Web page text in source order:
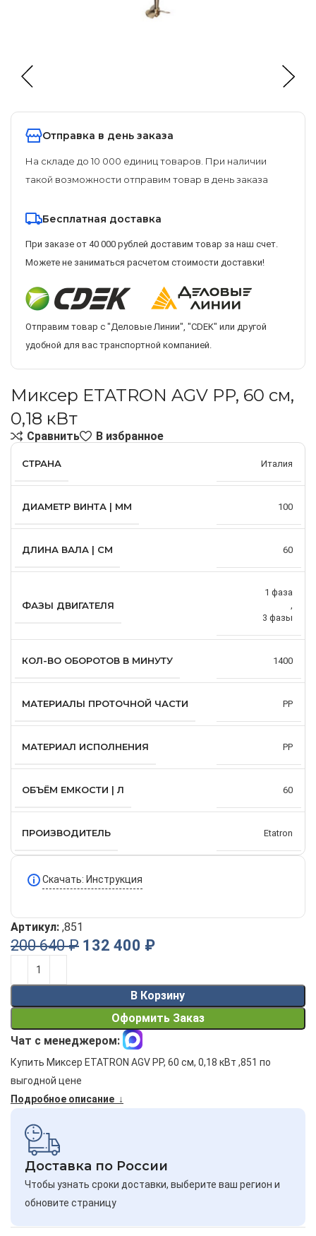
Отправка в день заказа
На складе до 10 000 единиц товаров. При наличии
такой возможности отправим товар в день заказа
Бесплатная доставка
При заказе от 40 000 рублей доставим товар за наш счет.
Можете не заниматься расчетом стоимости доставки!
Отправим товар с "Деловые Линии", "CDEK" или другой
удобной для вас транспортной компанией.
Миксер ETATRON AGV PP, 60 см,
0,18 кВт
Сравнить В избранное
СТРАНА Италия
ДИАМЕТР ВИНТА | ММ 100
ДЛИНА ВАЛА | СМ 60
ФАЗЫ ДВИГАТЕЛЯ
1 фаза
,
3 фазы
КОЛ-ВО ОБОРОТОВ В МИНУТУ 1400
МАТЕРИАЛЫ ПРОТОЧНОЙ ЧАСТИ PP
МАТЕРИАЛ ИСПОЛНЕНИЯ PP
ОБЪЁМ ЕМКОСТИ | Л 60
ПРОИЗВОДИТЕЛЬ Etatron
Скачать: Инструкция
Артикул: ,851
200 640₽ 132 400 ₽
В Корзину
Оформить Заказ
Alternative:
Чат с менеджером:
Купить Миксер ETATRON AGV PP, 60 см, 0,18 кВт ,851 по
выгодной цене
Подробное описание ↓
Доставка по России
Чтобы узнать сроки доставки, выберите ваш регион и
обновите страницу